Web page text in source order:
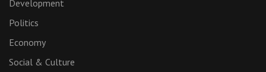
Development
Politics
Economy
Social & Culture